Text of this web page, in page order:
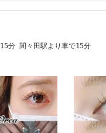
分 間々田駅より車で15分